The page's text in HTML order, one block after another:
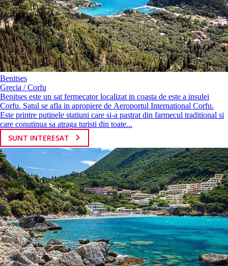
Benitses
Grecia / Corfu
Benitses este un sat fermecator localizat in coasta de este a insulei
Corfu. Satul se afla in apropiere de Aeroportul International Corfu.
Este printre putinele statiuni care si-a pastrat din farmecul traditional si
care conutinua sa atraga turisti din toate...
SUNT INTERESAT